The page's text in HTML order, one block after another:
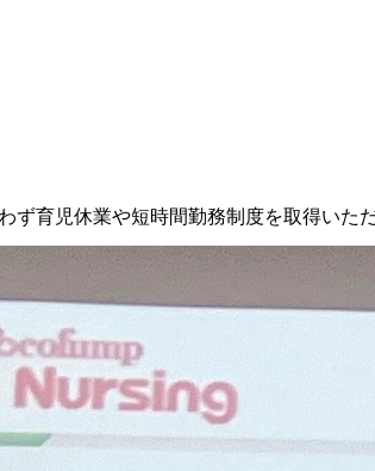
育児休業や短時間勤務制度を取得いた